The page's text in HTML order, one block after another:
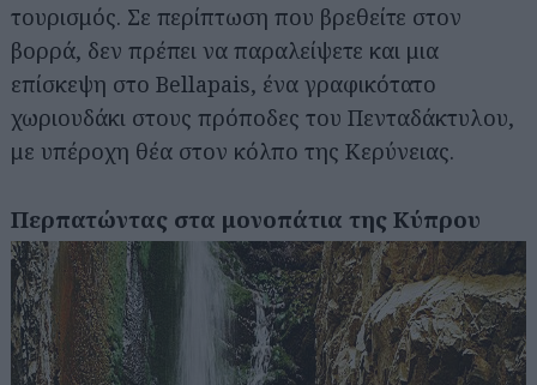
τουρισμός. Σε περίπτωση που βρεθείτε στον
βορρά, δεν πρέπει να παραλείψετε και μια
επίσκεψη στο Bellapais, ένα γραφικότατο
χωριουδάκι στους πρόποδες του Πενταδάκτυλου,
με υπέροχη θέα στον κόλπο της Κερύνειας.
Περπατώντας στα μονοπάτια της Κύπρου